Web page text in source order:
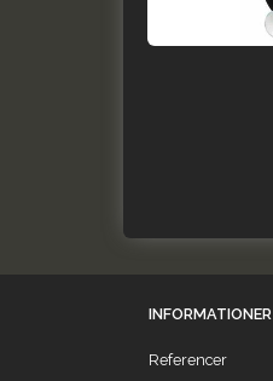
INFORMATIONER
Referencer